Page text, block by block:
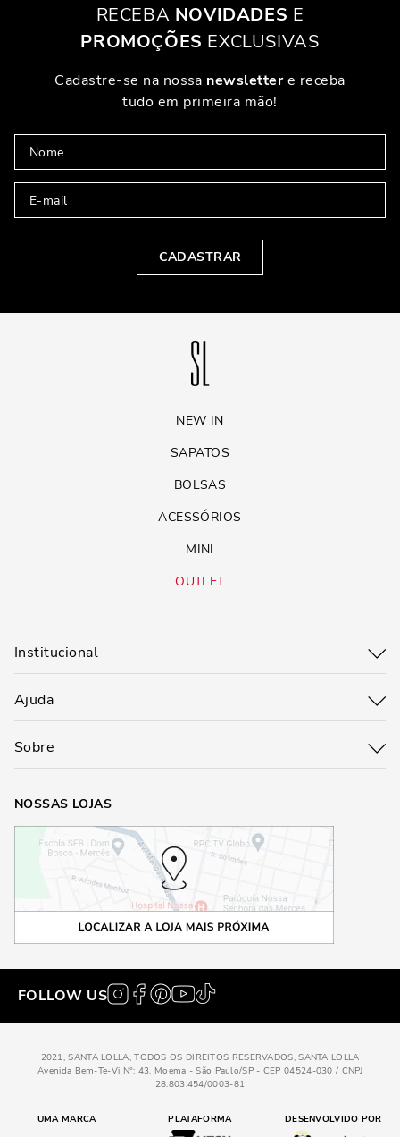
RECEBA NOVIDADES E
PROMOÇÕES EXCLUSIVAS
Cadastre-se na nossa newslettere receba
tudo em primeira mão!
CADASTRAR
NEW IN
SAPATOS
BOLSAS
ACESSÓRIOS
MINI
OUTLET
Institucional
Ajuda
Sobre
NOSSAS LOJAS
FOLLOW US
2021, SANTA LOLLA, TODOS OS DIREITOS RESERVADOS, SANTA LOLLA
Avenida Bem-Te-Vi N°: 43, Moema - São Paulo/SP - CEP 04524-030 / CNPJ
28.803.454/0003-81
UMA MARCA PLATAFORMA DESENVOLVIDO POR